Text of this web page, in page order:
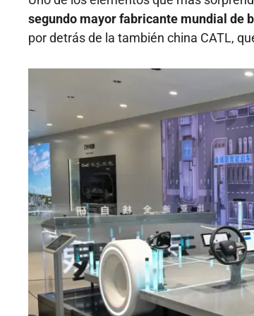
segundo mayor fabricante mundial de
por detrás de la también china CATL,